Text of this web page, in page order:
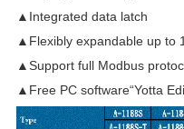
▲Integrated data latch
▲Flexibly expandable up to
▲Support full Modbus
▲Free PC software“Yotta